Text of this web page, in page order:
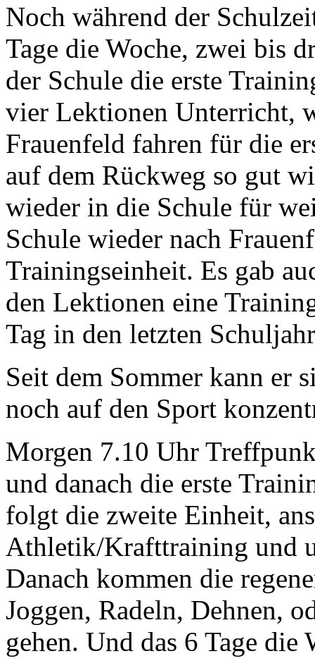
Noch während der
Tage die Woche, zwei bis
der Schule die erste
vier Lektionen Unterricht,
Frauenfeld fahren für die
auf dem Rückweg so gut
wieder in die Schule für
Schule wieder nach
Trainingseinheit. Es gab
den Lektionen eine
Tag in den letzten
Seit dem Sommer kann er
noch auf den Sport
Morgen 7.10 Uhr
und danach die erste
folgt die zweite Einheit,
Athletik/Krafttraining und
Danach kommen die
Joggen, Radeln, Dehnen,
gehen. Und das 6 Tage die